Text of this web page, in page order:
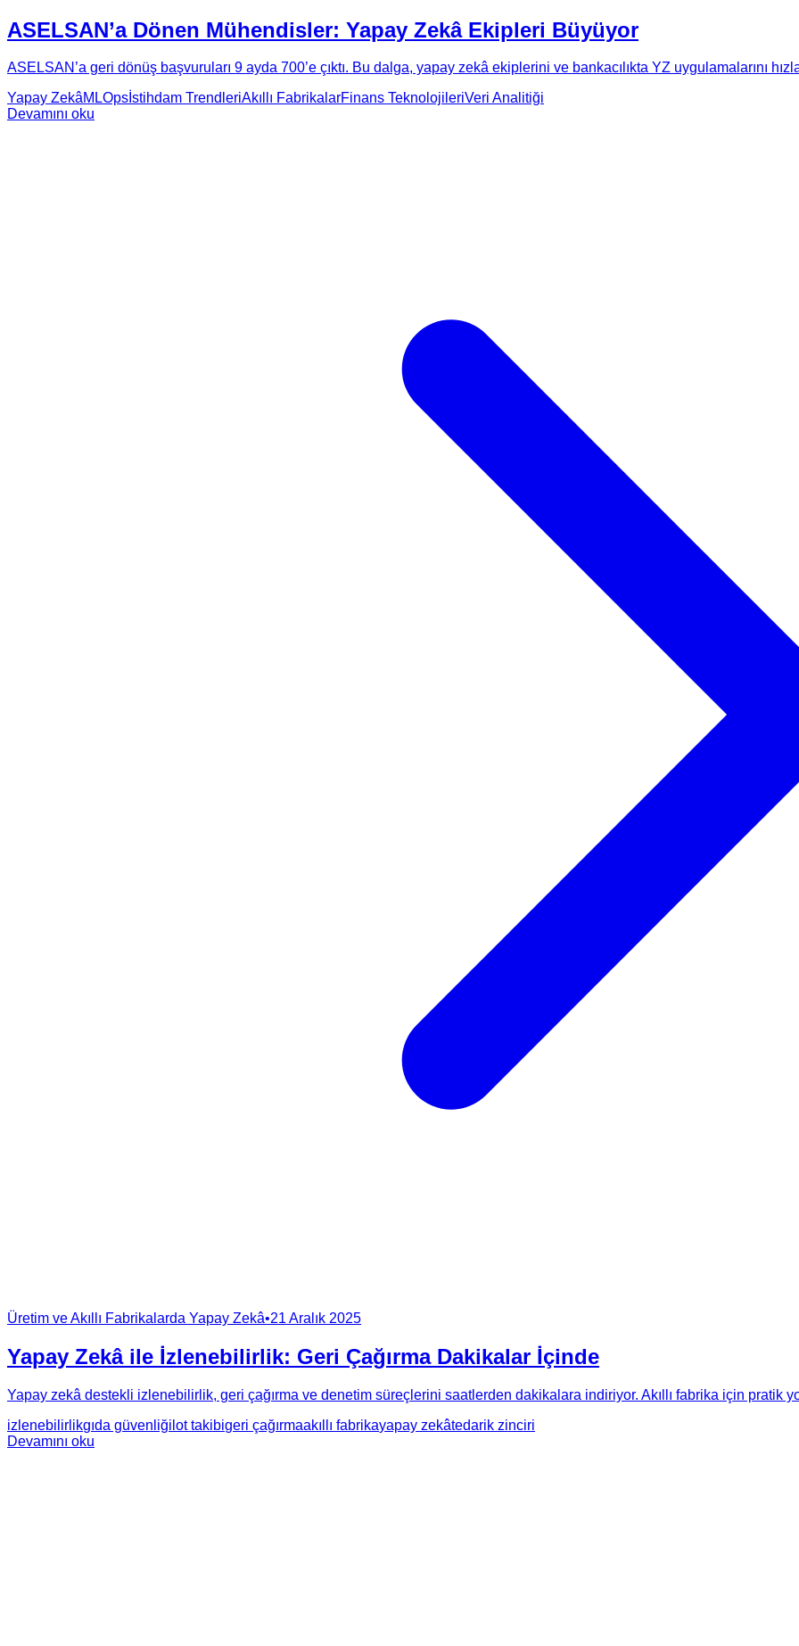
ASELSAN’a Dönen Mühendisler: Yapay Zekâ Ekipleri Büyüyor
ASELSAN’a geri dönüş başvuruları 9 ayda 700’e çıktı. Bu dalga, yapay zekâ ekiplerini ve bankacılıkta YZ uygulamalarını
Yapay ZekâMLOps İstihdam TrendleriAkıllı FabrikalarFinans TeknolojileriVeri Analitiği
Devamını oku
Üretim ve Akıllı Fabrikalarda Yapay Zekâ•21 Aralık 2025
Yapay Zekâ ile İzlenebilirlik: Geri Çağırma Dakikalar İçinde
Yapay zekâ destekli izlenebilirlik, geri çağırma ve denetim süreçlerini saatlerden dakikalara indiriyor. Akıllı fabrika için pratik
izlenebilirlikgıda güvenliği lot takibigeri çağırmaakıllı fabrikayapay zekâtedarik zinciri
Devamını oku